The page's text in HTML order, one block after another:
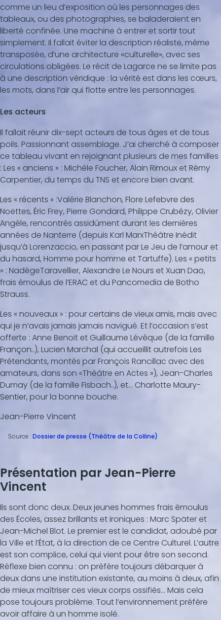
comme un lieu d’exposition où les personnages des
tableaux, ou des photographies, se baladeraient en
liberté confinée. Une machine à entrer et sortir tout
simplement. Il fallait éviter la description réaliste, même
transposée, d’une architecture «culturelle», avec ses
circulations obligées. Le récit de Lagarce ne se limite pas
à une description véridique : la vérité est dans les cœurs,
les mots, dans l’air qui flotte entre les personnages.
Les acteurs
Il fallait réunir dix-sept acteurs de tous âges et de tous
poils. Passionnant assemblage. J’ai cherché à composer
ce tableau vivant en rejoignant plusieurs de mes familles
: Les « anciens » : Michèle Foucher, Alain Rimoux et Rémy
Carpentier, du temps du TNS et encore bien avant.
Les « récents » :Valérie Blanchon, Flore Lefebvre des
Noëttes, Éric Frey, Pierre Gondard, Philippe Crubézy, Olivier
Angèle, rencontrés assidûment durant les dernières
années de Nanterre (depuis Karl MarxThéâtre Inédit
jusqu’à Lorenzaccio, en passant par Le Jeu de l’amour et
du hasard, Homme pour homme et Tartuffe). Les « petits
» : NadègeTaravellier, Alexandre Le Nours et Xuan Dao,
frais émoulus de l’ERAC et du Pancomedia de Botho
Strauss.
Les « nouveaux » : pour certains de vieux amis, mais avec
qui je n’avais jamais jamais navigué. Et l’occasion s’est
offerte : Anne Benoit et Guillaume Lévêque (de la famille
Françon..), Lucien Marchal (qui accueillit autrefois Les
Prétendants, montés par François Rancillac avec des
amateurs, dans son «Théâtre en Actes »), Jean-Charles
Dumay (de la famille Fisbach..), et… Charlotte Maury-
Sentier, pour la bonne bouche.
Jean-Pierre Vincent
Source :Dossier de presse (Théâtre de la Colline)
Présentation par Jean-Pierre
Vincent
Ils sont donc deux. Deux jeunes hommes frais émoulus
des Écoles, assez brillants et ironiques : Marc Später et
Jean-Michel Blot. Le premier est le candidat, adoubé par
la Ville et l’État, à la direction de ce Centre Culturel. L’autre
est son complice, celui qui vient pour être son second.
Réflexe bien connu : on préfère toujours débarquer à
deux dans une institution existante, au moins à deux, afin
de mieux maîtriser ces vieux corps ossifiés… Mais cela
pose toujours problème. Tout l’environnement préfère
avoir affaire à un homme isolé.